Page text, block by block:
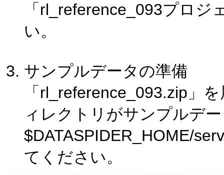
「rl_reference_093プロ
い。
サンプルデータの準備
「rl_reference_093.zip」
ィレクトリがサンプルデ
$DATASPIDER_HOME/
てください。